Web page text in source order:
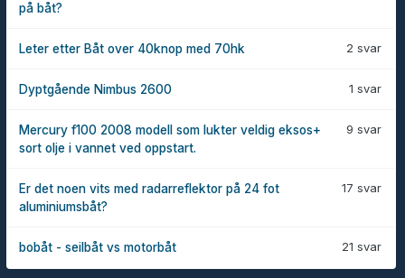
på båt?
2 svar
Leter etter Båt over 40knop med 70hk
1 svar
Dyptgående Nimbus 2600
9 svar
Mercury f100 2008 modell som lukter veldig eksos+
sort olje i vannet ved oppstart.
17 svar
Er det noen vits med radarreflektor på 24 fot
aluminiumsbåt?
21 svar
bobåt - seilbåt vs motorbåt